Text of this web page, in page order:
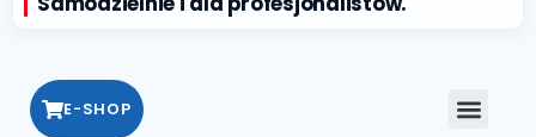
E-SHOP